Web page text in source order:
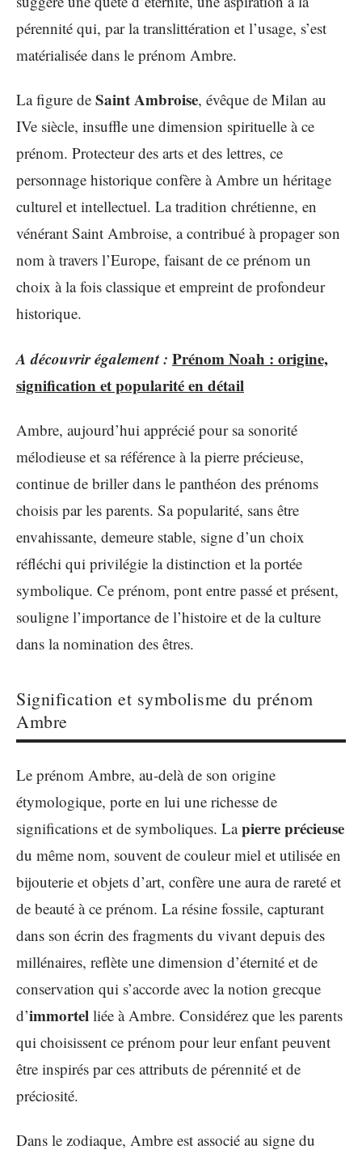
pérennité qui, par la translittération et l’usage, s’est
matérialisée dans le prénom Ambre.
La figure de Saint Ambroise, évêque de Milan au
IVe siècle, insuffle une dimension spirituelle à ce
prénom. Protecteur des arts et des lettres, ce
personnage historique confère à Ambre un héritage
culturel et intellectuel. La tradition chrétienne, en
vénérant Saint Ambroise, a contribué à propager son
nom à travers l’Europe, faisant de ce prénom un
choix à la fois classique et empreint de profondeur
historique.
A découvrir également : Prénom Noah : origine,
signification et popularité en détail
Ambre, aujourd’hui apprécié pour sa sonorité
mélodieuse et sa référence à la pierre précieuse,
continue de briller dans le panthéon des prénoms
choisis par les parents. Sa popularité, sans être
envahissante, demeure stable, signe d’un choix
réfléchi qui privilégie la distinction et la portée
symbolique. Ce prénom, pont entre passé et présent,
souligne l’importance de l’histoire et de la culture
dans la nomination des êtres.
Signification et symbolisme du prénom
Ambre
Le prénom Ambre, au-delà de son origine
étymologique, porte en lui une richesse de
significations et de symboliques. Lapierre précieuse
du même nom, souvent de couleur miel et utilisée en
bijouterie et objets d’art, confère une aura de rareté et
de beauté à ce prénom. La résine fossile, capturant
dans son écrin des fragments du vivant depuis des
millénaires, reflète une dimension d’éternité et de
conservation qui s’accorde avec la notion grecque
d’immortel liée à Ambre. Considérez que les parents
qui choisissent ce prénom pour leur enfant peuvent
être inspirés par ces attributs de pérennité et de
préciosité.
Dans le zodiaque, Ambre est associé au signe du